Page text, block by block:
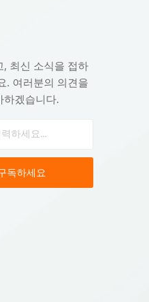
, 최신 소식을 접하
. 여러분의 의견을
하겠습니다.